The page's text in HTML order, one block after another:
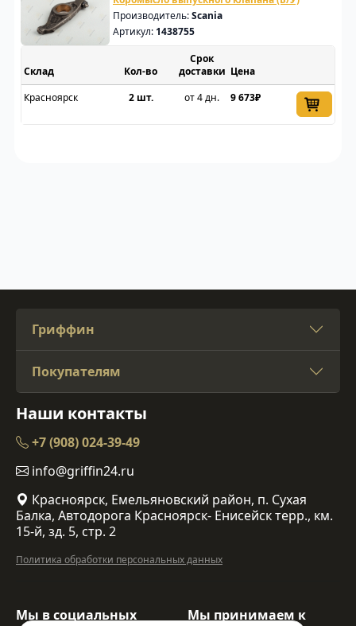
Производитель:Scania
Артикул: 1438755
Склад
Срок
доставки Цена
Красноярск
2 шт. от 4 дн. 9 673₽
Гриффин
Покупателям
Наши контакты
+7 (908) 024-39-49
info@griffin24.ru
Красноярск, Емельяновский район, п. Сухая
Балка, Автодорога Красноярск- Енисейск терр., км.
15-й, зд. 5, стр. 2
Политика обработки персональных данных
Мы в социальных
Мы принимаем к